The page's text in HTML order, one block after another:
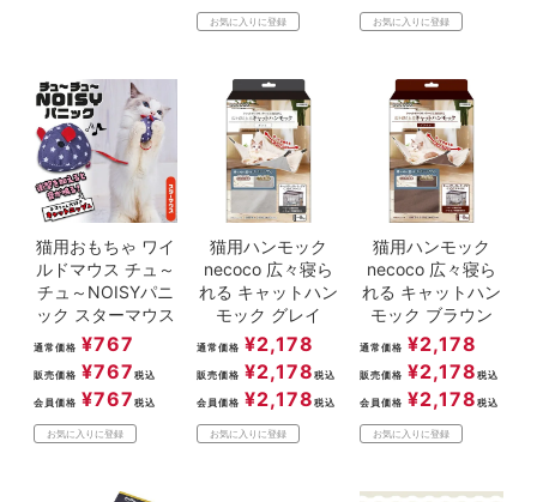
お気に入りに登録 お気に入りに登録
猫用おもちゃ ワイ
ルドマウス チュ～
チュ～NOISYパニ
ック スターマウス
通常価格 ¥767
販売価格 ¥767 税込
会員価格 ¥767 税込
お気に入りに登録
猫用ハンモック
necoco 広々寝ら
れる キャットハン
モック グレイ
通常価格 ¥2,178
販売価格 ¥2,178 税込
会員価格 ¥2,178 税込
お気に入りに登録
猫用ハンモック
necoco 広々寝ら
れる キャットハン
モック ブラウン
通常価格 ¥2,178
販売価格 ¥2,178 税込
会員価格 ¥2,178 税込
お気に入りに登録